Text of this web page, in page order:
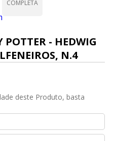
COMPLETA
POTTER - HEDWIG
N.4
deste Produto, basta